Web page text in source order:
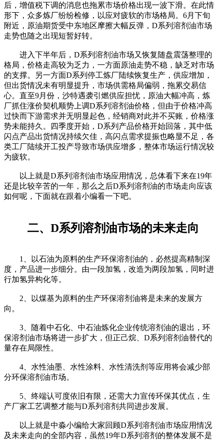
后，增值税下调的消息也拖累市场价格出现一波下滑。在此情
形下，众多炼厂纷纷检修，以应对疲软的市场格局。6月下旬
附近，原油期货受中东地区摩擦大幅反弹，D系列溶剂油市场
走势也随之出现短暂好转。
进入下半年后，D系列溶剂油市场又恢复随盘震荡整理的
格局，价格走高较为乏力，一方面原油走势不稳，缺乏对市场
的支撑。另一方面D系列停工炼厂陆续恢复生产，供应增加，
但出货情况未有明显提升，市场供需格局偏弱，拖累交易信
心。直至9月份，沙特遇袭引燃供应担忧，原油大幅冲高，炼
厂抓住涨价契机顺势上调D系列溶剂油价格，但由于价格冲高
过快而下游需求并无明显起色，经销商对此并不买账，价格涨
势未能持久。四季度开始，D系列产品价格开始回落，其中低
闪点产品出货情况持续欠佳，高闪点需求提振也略显不足，各
类工厂陆续开工投产导致市场供应增多，整体市场运行情况较
为疲软。
以上就是D系列溶剂油市场应用情况，总体看下来在19年
还是比较辛苦的一年，那么之后D系列溶剂油的市场走向应该
如何呢，下面就在跟着小编看一下吧。
二、D系列溶剂油市场的未来走向
1、以石油为原料的生产环保溶剂油的，必然提高精制深
度，产品进一步细分。由一段加氢，改造为两段加氢，同时进
行加氢异构化等。
2、以煤基为原料的生产环保溶剂油将是未来的发展方
向。
3、随着中石化、中石油炼化企业传统溶剂油的退出，环
保溶剂油市场将进一步扩大，但正己烷、D系列溶剂油替代的
量存在局限性。
4、水性油墨、水性涂料、水性清洗剂等应用将会减少部
分环保溶剂油市场。
5、终端认可度依旧有限，还需大力宣传环保其优点，生
产厂家工艺调整才能与D系列溶剂共同进步发展。
以上就是中淼小编给大家回顾D系列溶剂油市场应用情况
及未来走向的全部内容，虽然19年D系列溶剂的整体发展不是